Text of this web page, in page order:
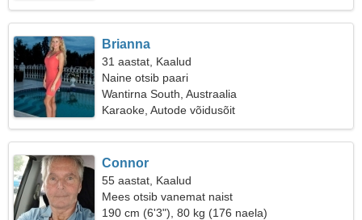
Brianna
31 aastat, Kaalud
Naine otsib paari
Wantirna South, Austraalia
Karaoke, Autode võidusõit
Connor
55 aastat, Kaalud
Mees otsib vanemat naist
190 cm (6'3"), 80 kg (176 naela)